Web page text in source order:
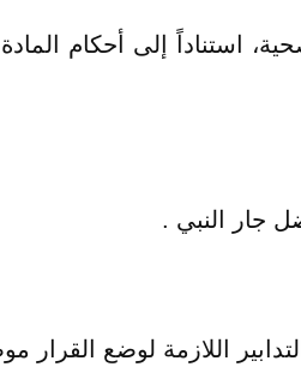
اللازمة لوضع القرار